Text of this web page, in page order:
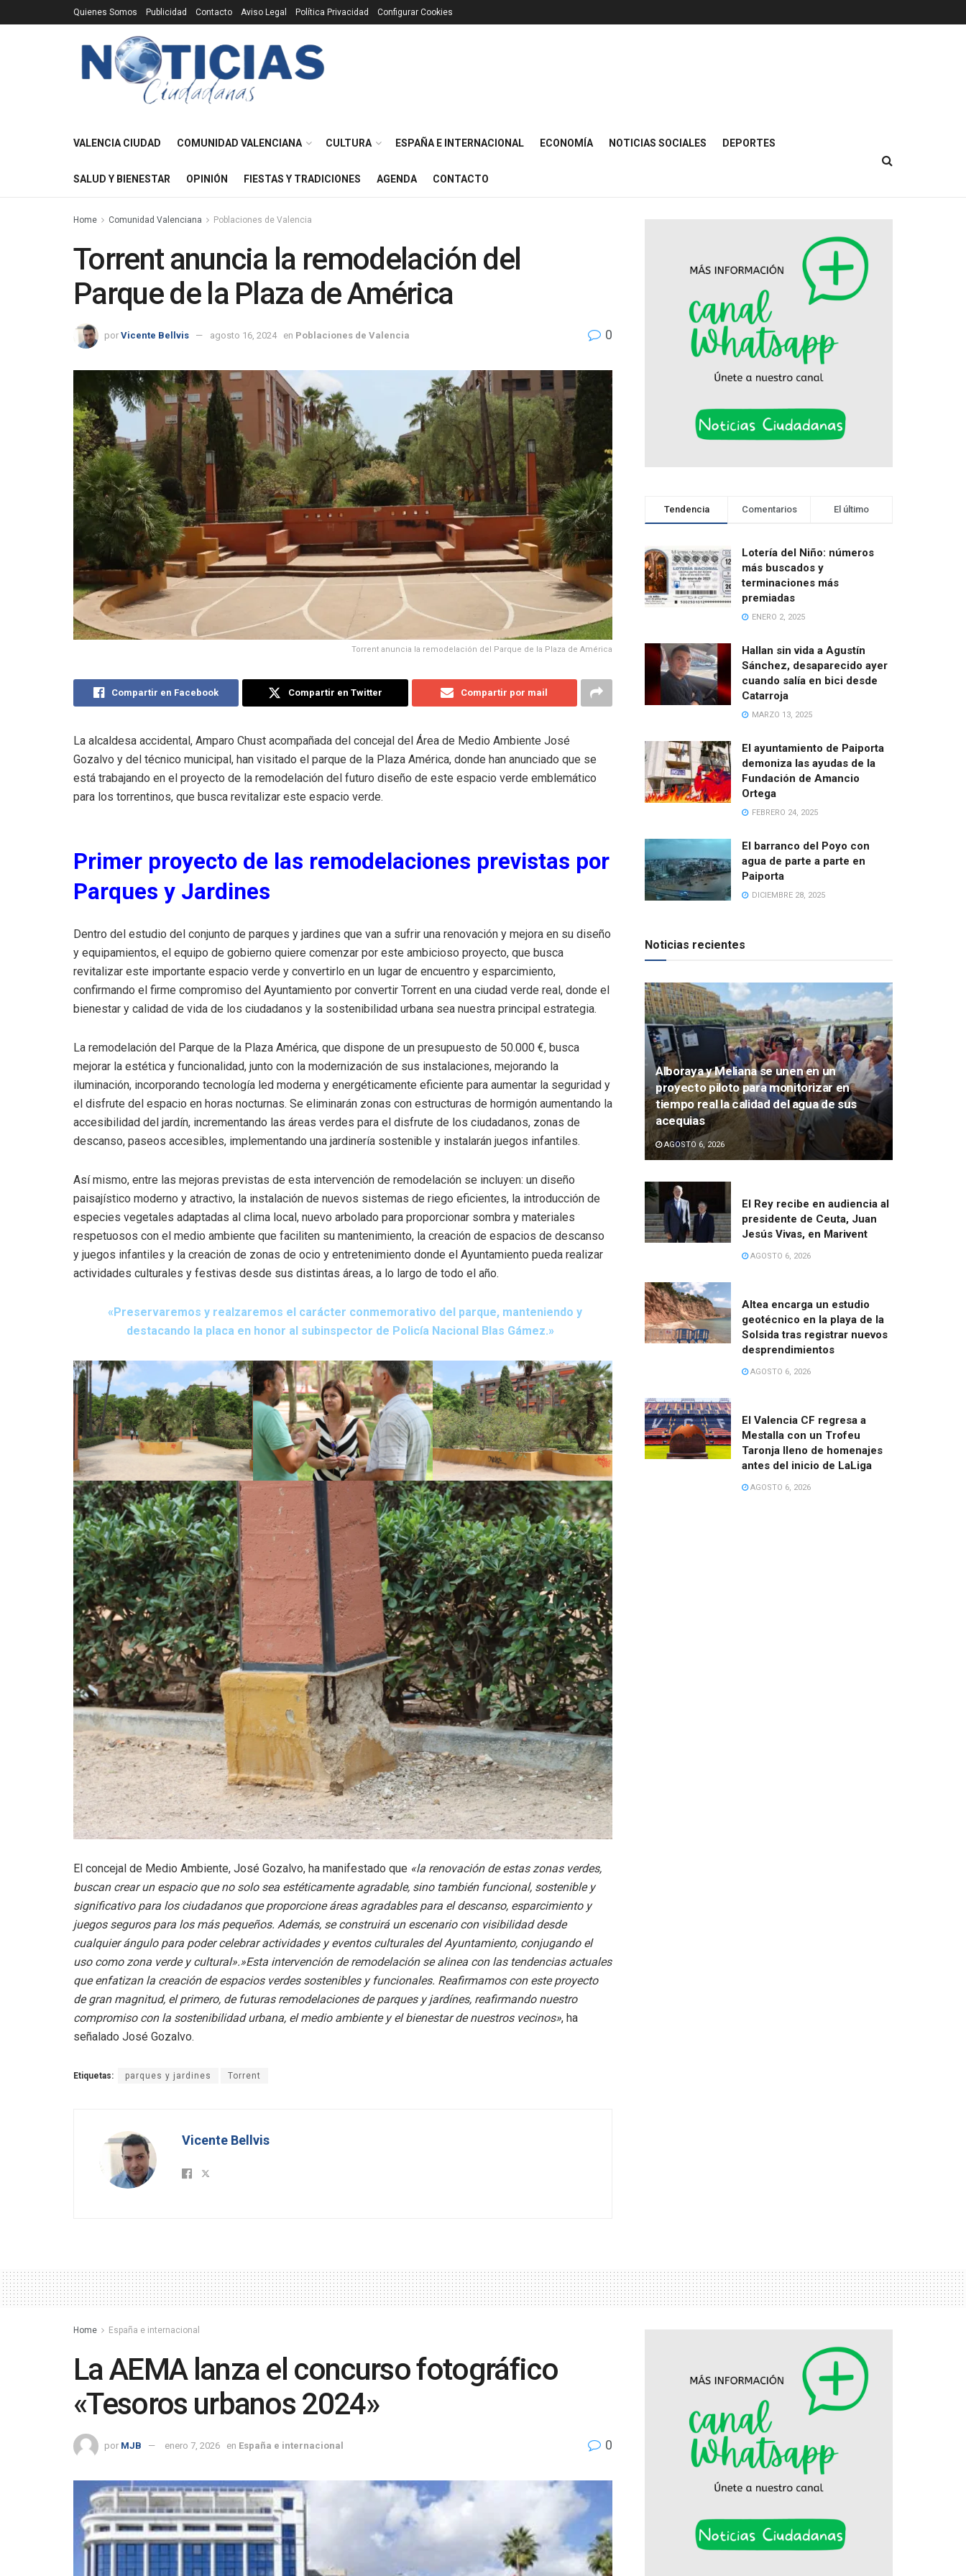
Quienes Somos Publicidad Contacto Aviso Legal Política Privacidad Configurar Cookies
VALENCIA CIUDAD COMUNIDAD VALENCIANA CULTURA ESPAÑA E INTERNACIONAL ECONOMÍA NOTICIAS SOCIALES DEPORTES
SALUD Y BIENESTAR OPINIÓN FIESTAS Y TRADICIONES AGENDA CONTACTO
Home Comunidad Valenciana Poblaciones de Valencia
Torrent anuncia la remodelación del
Parque de la Plaza de América
por Vicente Bellvis agosto 16, 2024 en Poblaciones de Valencia 0
Torrent anuncia la remodelación del Parque de la Plaza de América
Compartir en Facebook Compartir en Twitter Compartir por mail
La alcaldesa accidental, Amparo Chust acompañada del concejal del Área de Medio Ambiente José
Gozalvo y del técnico municipal, han visitado el parque de la Plaza América, donde han anunciado que se
está trabajando en el proyecto de la remodelación del futuro diseño de este espacio verde emblemático
para los torrentinos, que busca revitalizar este espacio verde.
Primer proyecto de las remodelaciones previstas por
Parques y Jardines
Dentro del estudio del conjunto de parques y jardines que van a sufrir una renovación y mejora en su diseño
y equipamientos, el equipo de gobierno quiere comenzar por este ambicioso proyecto, que busca
revitalizar este importante espacio verde y convertirlo en un lugar de encuentro y esparcimiento,
confirmando el firme compromiso del Ayuntamiento por convertir Torrent en una ciudad verde real, donde el
bienestar y calidad de vida de los ciudadanos y la sostenibilidad urbana sea nuestra principal estrategia.
La remodelación del Parque de la Plaza América, que dispone de un presupuesto de 50.000 €, busca
mejorar la estética y funcionalidad, junto con la modernización de sus instalaciones, mejorando la
iluminación, incorporando tecnología led moderna y energéticamente eficiente para aumentar la seguridad y
el disfrute del espacio en horas nocturnas. Se eliminarán zonas con estructuras de hormigón aumentando la
accesibilidad del jardín, incrementando las áreas verdes para el disfrute de los ciudadanos, zonas de
descanso, paseos accesibles, implementando una jardinería sostenible y instalarán juegos infantiles.
Así mismo, entre las mejoras previstas de esta intervención de remodelación se incluyen: un diseño
paisajístico moderno y atractivo, la instalación de nuevos sistemas de riego eficientes, la introducción de
especies vegetales adaptadas al clima local, nuevo arbolado para proporcionar sombra y materiales
respetuosos con el medio ambiente que faciliten su mantenimiento, la creación de espacios de descanso
y juegos infantiles y la creación de zonas de ocio y entretenimiento donde el Ayuntamiento pueda realizar
actividades culturales y festivas desde sus distintas áreas, a lo largo de todo el año.
«Preservaremos y realzaremos el carácter conmemorativo del parque, manteniendo y
destacando la placa en honor al subinspector de Policía Nacional Blas Gámez.»
El concejal de Medio Ambiente, José Gozalvo, ha manifestado que «la renovación de estas zonas verdes,
buscan crear un espacio que no solo sea estéticamente agradable, sino también funcional, sostenible y
significativo para los ciudadanos que proporcione áreas agradables para el descanso, esparcimiento y
juegos seguros para los más pequeños. Además, se construirá un escenario con visibilidad desde
cualquier ángulo para poder celebrar actividades y eventos culturales del Ayuntamiento, conjugando el
uso como zona verde y cultural».»Esta intervención de remodelación se alinea con las tendencias actuales
que enfatizan la creación de espacios verdes sostenibles y funcionales. Reafirmamos con este proyecto
de gran magnitud, el primero, de futuras remodelaciones de parques y jardínes, reafirmando nuestro
compromiso con la sostenibilidad urbana, el medio ambiente y el bienestar de nuestros vecinos», ha
señalado José Gozalvo.
Etiquetas: parques y jardines Torrent
Vicente Bellvis
Tendencia Comentarios El último
Lotería del Niño: números
más buscados y
terminaciones más
premiadas
ENERO 2, 2025
Hallan sin vida a Agustín
Sánchez, desaparecido ayer
cuando salía en bici desde
Catarroja
MARZO 13, 2025
El ayuntamiento de Paiporta
demoniza las ayudas de la
Fundación de Amancio
Ortega
FEBRERO 24, 2025
El barranco del Poyo con
agua de parte a parte en
Paiporta
DICIEMBRE 28, 2025
Noticias recientes
Alboraya y Meliana se unen en un
proyecto piloto para monitorizar en
tiempo real la calidad del agua de sus
acequias
AGOSTO 6, 2026
El Rey recibe en audiencia al
presidente de Ceuta, Juan
Jesús Vivas, en Marivent
AGOSTO 6, 2026
Altea encarga un estudio
geotécnico en la playa de la
Solsida tras registrar nuevos
desprendimientos
AGOSTO 6, 2026
El Valencia CF regresa a
Mestalla con un Trofeu
Taronja lleno de homenajes
antes del inicio de LaLiga
AGOSTO 6, 2026
Home España e internacional
La AEMA lanza el concurso fotográfico
«Tesoros urbanos 2024»
por MJB enero 7, 2026 en España e internacional 0